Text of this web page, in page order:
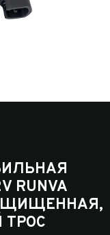
RUNVA
ТРОС